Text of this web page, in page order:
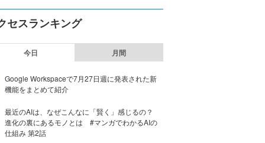
セスランキング
今日 月間
Google Workspaceで7月27日週に発表された新
機能をまとめて紹介
最近のAIは、なぜこんなに「賢く」感じるの？
進化の裏にあるモノとは #マンガでわかるAIの
仕組み 第2話